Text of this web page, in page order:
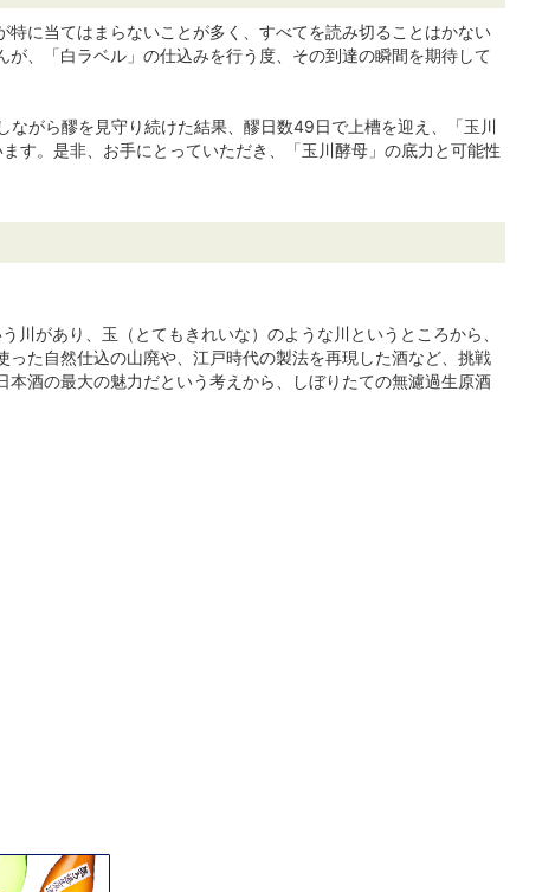
に当てはまらないことが多く、すべてを読み切ることはかない
、「白ラベル」の仕込みを行う度、その到達の瞬間を期待して
がら醪を見守り続けた結果、醪日数49日で上槽を迎え、「玉川
す。是非、お手にとっていただき、「玉川酵母」の底力と可能性
があり、玉（とてもきれいな）のような川というところから、
た自然仕込の山廃や、江戸時代の製法を再現した酒など、挑戦
酒の最大の魅力だという考えから、しぼりたての無濾過生原酒